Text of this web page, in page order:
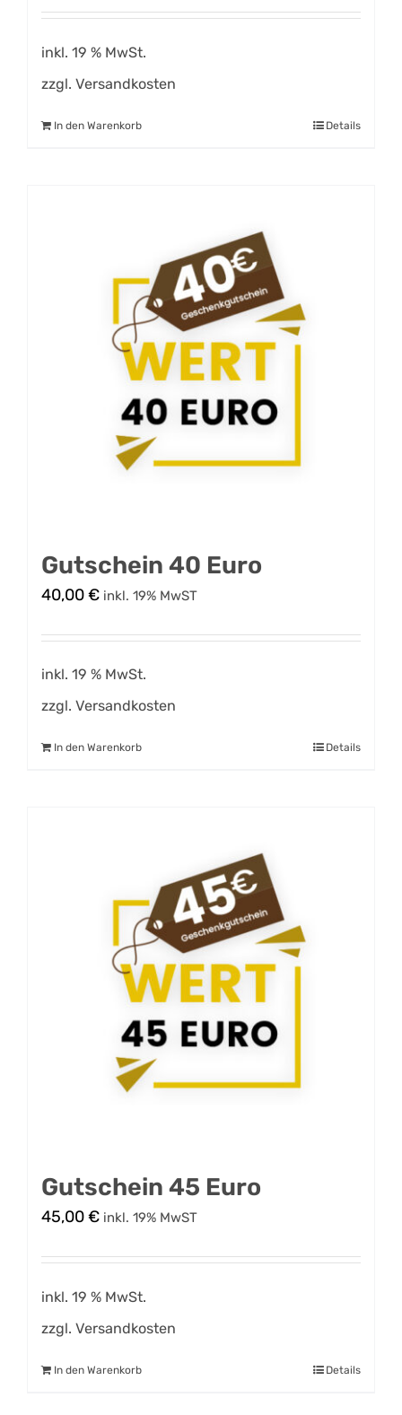
inkl. 19 % MwSt.
zzgl. Versandkosten
In den Warenkorb Details
Gutschein 40 Euro
40,00€ inkl. 19% MwST
inkl. 19 % MwSt.
zzgl. Versandkosten
In den Warenkorb Details
Gutschein 45 Euro
45,00€ inkl. 19% MwST
inkl. 19 % MwSt.
zzgl. Versandkosten
In den Warenkorb Details